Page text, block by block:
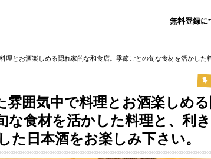
無料登録に
理とお酒楽しめる隠れ家的な和食店。季節ごとの旬な食材を活かした
囲気中で料理とお酒楽しめ
な食材を活かした料理と、利
日本酒をお楽しみ下さい。